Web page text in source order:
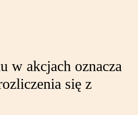
w akcjach oznacza
się z